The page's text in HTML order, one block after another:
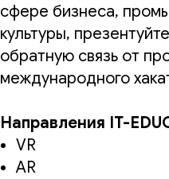
сфере бизнеса,
культуры,
обратную связь от
международного
Направления IT-
VR
AR